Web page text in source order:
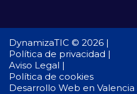
DynamizaTIC © 2026 |
Política de privacidad |
Aviso Legal |
Política de cookies
Desarrollo Web en Valencia